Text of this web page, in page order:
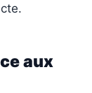
aux